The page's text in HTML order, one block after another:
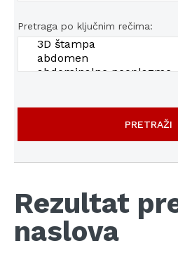
Pretraga po ključnim rečima:
Rezultat
naslova